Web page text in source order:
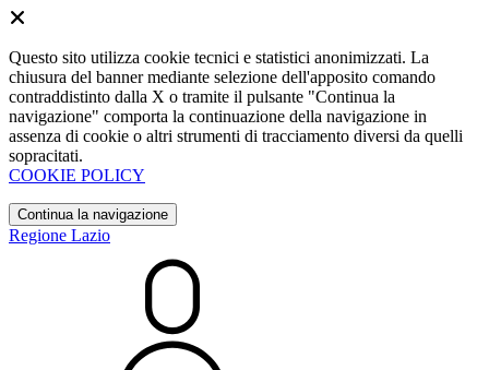
Questo sito utilizza cookie tecnici e statistici anonimizzati. La
chiusura del banner mediante selezione dell'apposito comando
contraddistinto dalla X o tramite il pulsante "Continua la
navigazione" comporta la continuazione della navigazione in
assenza di cookie o altri strumenti di tracciamento diversi da quelli
sopracitati.
COOKIE POLICY
Continua la navigazione
Regione Lazio